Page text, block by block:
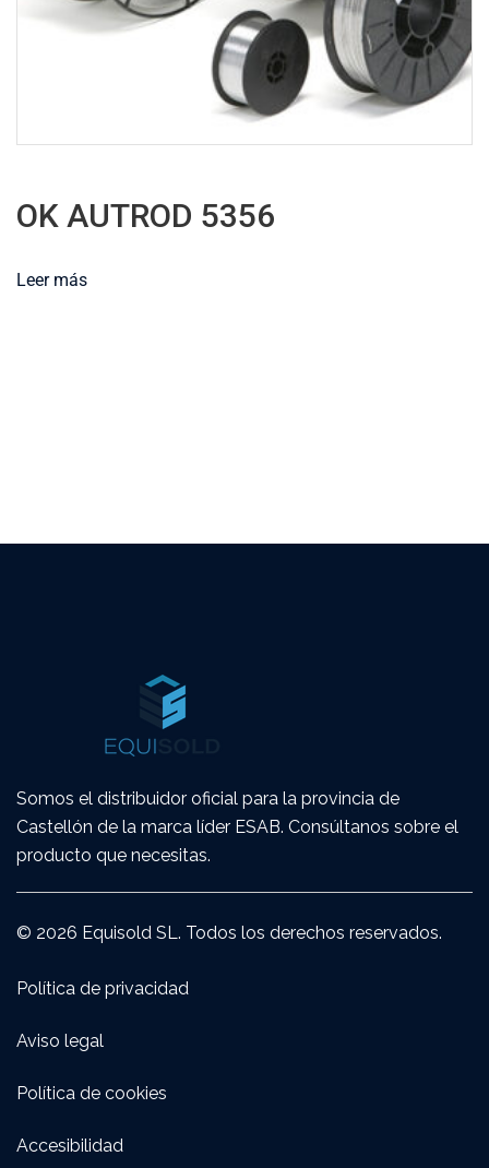
OK AUTROD 5356
Leer más
Somos el distribuidor oficial para la provincia de
Castellón de la marca líder ESAB. Consúltanos sobre el
producto que necesitas.
© 2026 Equisold SL. Todos los derechos reservados.
Política de privacidad
Aviso legal
Política de cookies
Accesibilidad